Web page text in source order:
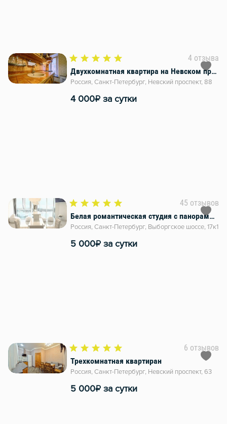
4 отзыва
Двухкомнатная квартира на Невском проспекте рядом с Московским вокзалом
Россия, Санкт-Петербург, Невский проспект, 88
4 000₽ за сутки
45 отзывов
Белая романтическая студия с панорамным видом
Россия, Санкт-Петербург, Выборгское шоссе, 17к1
5 000₽ за сутки
6 отзывов
Трехкомнатная квартиран
Россия, Санкт-Петербург, Невский проспект, 63
5 000₽ за сутки